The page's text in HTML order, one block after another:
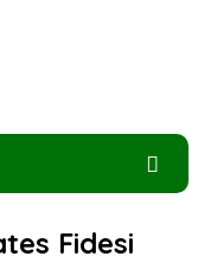
Fidesi